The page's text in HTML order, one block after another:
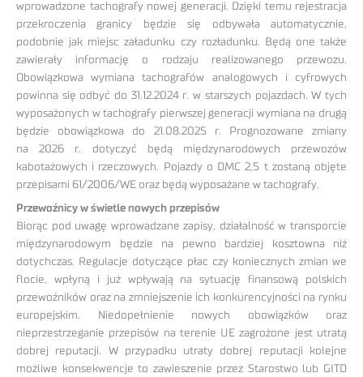
wprowadzone tachografy nowej generacji. Dzięki temu rejestracja
przekroczenia granicy będzie się odbywała automatycznie,
podobnie jak miejsc załadunku czy rozładunku. Będą one także
zawierały informację o rodzaju realizowanego przewozu.
Obowiązkowa wymiana tachografów analogowych i cyfrowych
powinna się odbyć do 31.12.2024 r. w starszych pojazdach. W tych
wyposażonych w tachografy pierwszej generacji wymiana na drugą
będzie obowiązkowa do 21.08.2025 r. Prognozowane zmiany
na 2026 r. dotyczyć będą międzynarodowych przewozów
kabotażowych i rzeczowych. Pojazdy o DMC 2,5 t zostaną objęte
przepisami 61/2006/WE oraz będą wyposażane w tachografy.
Przewoźnicy w świetle nowych przepisów
Biorąc pod uwagę wprowadzane zapisy, działalność w transporcie
międzynarodowym będzie na pewno bardziej kosztowna niż
dotychczas. Regulacje dotyczące płac czy koniecznych zmian we
flocie, wpłyną i już wpływają na sytuację finansową polskich
przewoźników oraz na zmniejszenie ich konkurencyjności na rynku
europejskim. Niedopełnienie nowych obowiązków oraz
nieprzestrzeganie przepisów na terenie UE zagrożone jest utratą
dobrej reputacji. W przypadku utraty dobrej reputacji kolejne
możliwe konsekwencje to zawieszenie przez Starostwo lub GITD